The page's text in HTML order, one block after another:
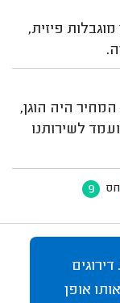
פיזית,
היה הוגן,
לשירותנו
9
אופן